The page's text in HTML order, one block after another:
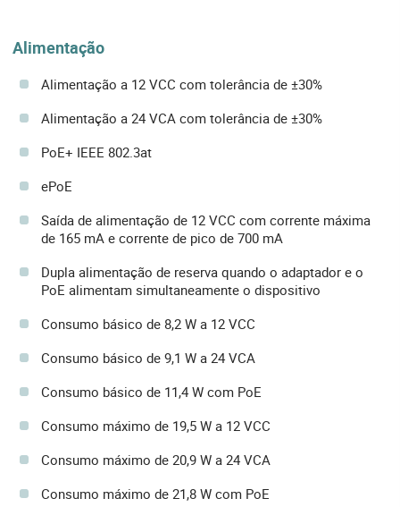
Alimentação
Alimentação a 12 VCC com tolerância de ±30%
Alimentação a 24 VCA com tolerância de ±30%
PoE+ IEEE 802.3at
ePoE
Saída de alimentação de 12 VCC com corrente máxima
de 165 mA e corrente de pico de 700 mA
Dupla alimentação de reserva quando o adaptador e o
PoE alimentam simultaneamente o dispositivo
Consumo básico de 8,2 W a 12 VCC
Consumo básico de 9,1 W a 24 VCA
Consumo básico de 11,4 W com PoE
Consumo máximo de 19,5 W a 12 VCC
Consumo máximo de 20,9 W a 24 VCA
Consumo máximo de 21,8 W com PoE